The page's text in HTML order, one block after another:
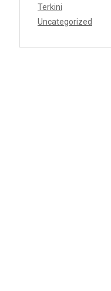
Terkini
Uncategorized